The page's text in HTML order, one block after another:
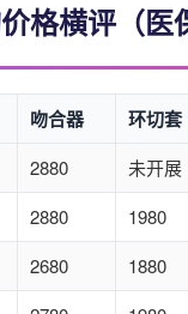
格横评（医
吻合器 环切套
2880
未开展
2880
1980
2680
1880